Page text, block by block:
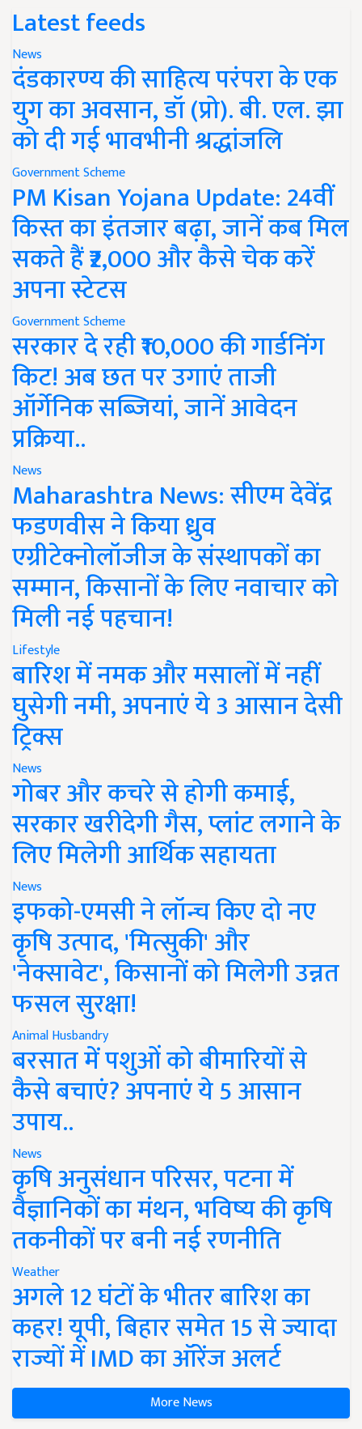
Latest feeds
News
दंडकारण्य की साहित्य परंपरा के एक
युग का अवसान, डॉ (प्रो). बी. एल. झा
को दी गई भावभीनी श्रद्धांजलि
Government Scheme
PM Kisan Yojana Update: 24वीं
किस्त का इंतजार बढ़ा, जानें कब मिल
सकते हैं ₹2,000 और कैसे चेक करें
अपना स्टेटस
Government Scheme
सरकार दे रही ₹10,000 की गार्डनिंग
किट! अब छत पर उगाएं ताजी
ऑर्गेनिक सब्जियां, जानें आवेदन
प्रक्रिया..
News
Maharashtra News: सीएम देवेंद्र
फडणवीस ने किया ध्रुव
एग्रीटेक्नोलॉजीज के संस्थापकों का
सम्मान, किसानों के लिए नवाचार को
मिली नई पहचान!
Lifestyle
बारिश में नमक और मसालों में नहीं
घुसेगी नमी, अपनाएं ये 3 आसान देसी
ट्रिक्स
News
गोबर और कचरे से होगी कमाई,
सरकार खरीदेगी गैस, प्लांट लगाने के
लिए मिलेगी आर्थिक सहायता
News
इफको-एमसी ने लॉन्च किए दो नए
कृषि उत्पाद, 'मित्सुकी' और
'नेक्सावेट', किसानों को मिलेगी उन्नत
फसल सुरक्षा!
Animal Husbandry
बरसात में पशुओं को बीमारियों से
कैसे बचाएं? अपनाएं ये 5 आसान
उपाय..
News
कृषि अनुसंधान परिसर, पटना में
वैज्ञानिकों का मंथन, भविष्य की कृषि
तकनीकों पर बनी नई रणनीति
Weather
अगले 12 घंटों के भीतर बारिश का
कहर! यूपी, बिहार समेत 15 से ज्यादा
राज्यों में IMD का ऑरेंज अलर्ट
More News